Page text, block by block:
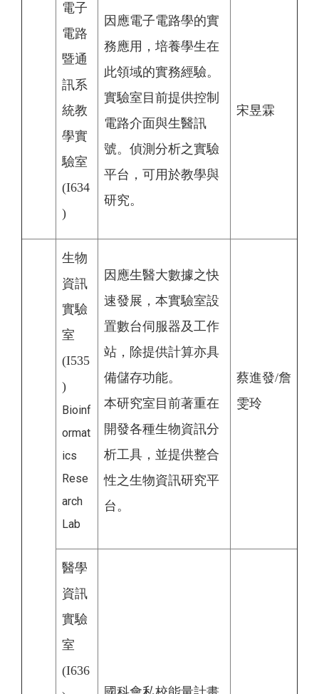
電子
電路
暨通
訊系
統教
學實
驗室
(I634
)
因應電子電路學的實
務應用，培養學生在
此領域的實務經驗。
實驗室目前提供控制
電路介面與生醫訊
號。偵測分析之實驗
平台，可用於教學與
研究。
宋昱霖
生物
資訊
實驗
室
(I535
)
Bioinf
ormat
ics
Rese
arch
Lab
因應生醫大數據之快
速發展，本實驗室設
置數台伺服器及工作
站，除提供計算亦具
備儲存功能。
本研究室目前著重在
開發各種生物資訊分
析工具，並提供整合
性之生物資訊研究平
台。
蔡進發/詹
雯玲
醫學
資訊
實驗
室
(I636